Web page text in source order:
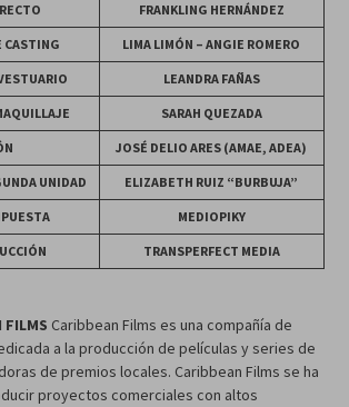
FRANKLING HERNÁNDEZ
CASTING LIMA LIMÓN – ANGIE ROMERO
LEANDRA FAÑAS
SARAH QUEZADA
JOSÉ DELIO ARES (AMAE, ADEA)
UNIDAD ELIZABETH RUIZ “BURBUJA”
MEDIOPIKY
TRANSPERFECT MEDIA
FILMS Caribbean Films es una compañía de
a la producción de películas y series de
de premios locales. Caribbean Films se ha
proyectos comerciales con altos